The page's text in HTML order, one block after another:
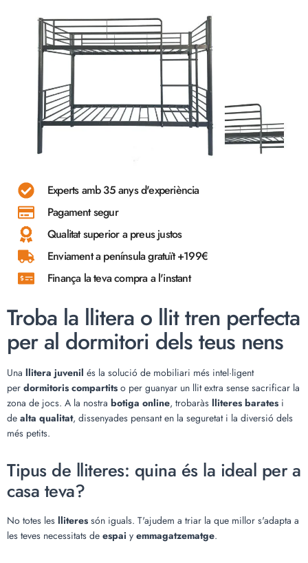
Experts amb 35 anys d'experiència
Pagament segur
Qualitat superior a preus justos
Enviament a península gratuït +199€
Finança la teva compra a l'instant
Troba la llitera o llit tren perfecta
per al dormitori dels teus nens
Una llitera juvenil és la solució de mobiliari més intel·ligent
per dormitoris compartits o per guanyar un llit extra sense sacrificar la
zona de jocs. A la nostra botiga online, trobaràs lliteres barates i
de alta qualitat, dissenyades pensant en la seguretat i la diversió dels
més petits.
Tipus de lliteres: quina és la ideal per a
casa teva?
No totes les lliteres són iguals. T'ajudem a triar la que millor s'adapta a
les teves necessitats de espai y emmagatzematge.